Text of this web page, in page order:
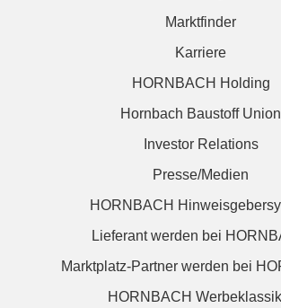
Marktfinder
Karriere
HORNBACH Holding
Hornbach Baustoff Union
Investor Relations
Presse/Medien
HORNBACH
Lieferant werden bei
Marktplatz-Partner werden bei
HORNBACH